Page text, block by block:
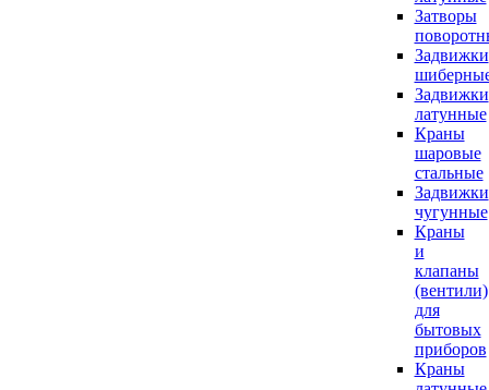
Затворы
Задвижки
Задвижки
латунные
Краны
шаровые
стальные
Задвижки
чугунные
Краны
и
клапаны
(вентили)
для
бытовых
приборов
Краны